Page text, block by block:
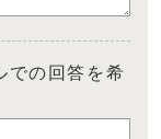
での回答を希